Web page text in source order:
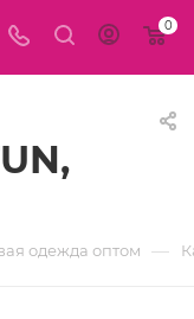
0
одежда оптом —